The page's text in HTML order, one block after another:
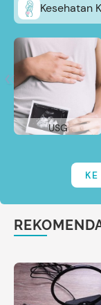
Kesehatan
USG